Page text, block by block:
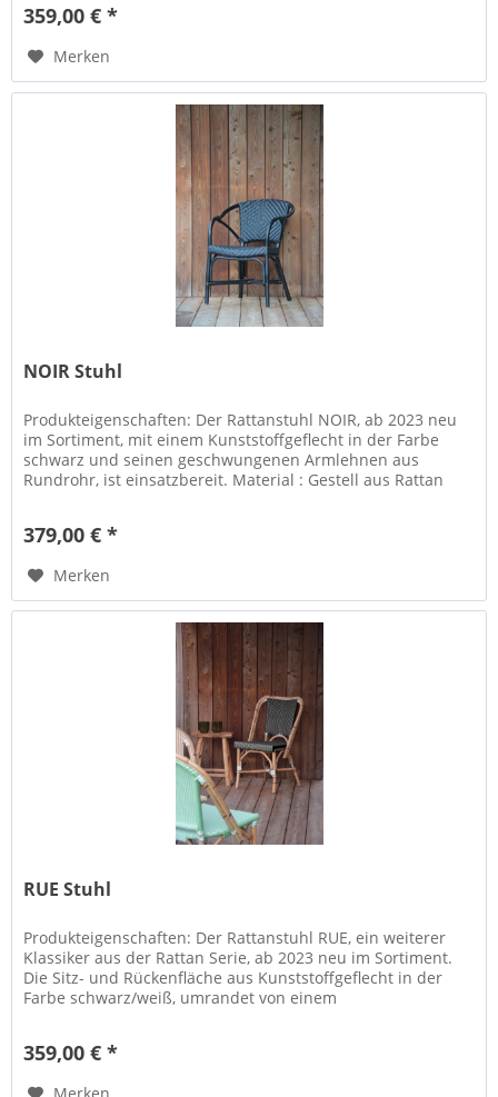
359,00 € *
Merken
NOIR Stuhl
Produkteigenschaften: Der Rattanstuhl NOIR, ab 2023 neu
im Sortiment, mit einem Kunststoffgeflecht in der Farbe
schwarz und seinen geschwungenen Armlehnen aus
Rundrohr, ist einsatzbereit. Material : Gestell aus Rattan
379,00 € *
Merken
RUE Stuhl
Produkteigenschaften: Der Rattanstuhl RUE, ein weiterer
Klassiker aus der Rattan Serie, ab 2023 neu im Sortiment.
Die Sitz- und Rückenfläche aus Kunststoffgeflecht in der
Farbe schwarz/weiß, umrandet von einem
359,00 € *